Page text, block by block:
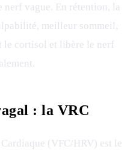
nerf vague. En rétention, la
meilleur sommeil,
cortisol et libère le nerf
: la VRC
(VFC/HRV) est le